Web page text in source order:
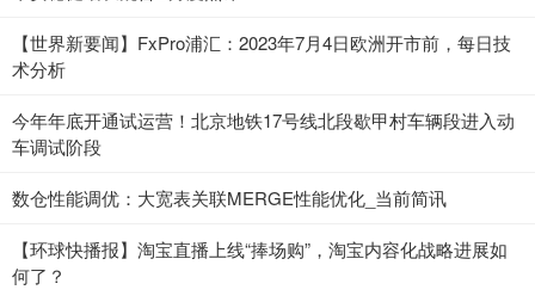
【世界新要闻】FxPro浦汇：2023年7月4日欧洲开市前，每日技
术分析
今年年底开通试运营！北京地铁17号线北段歇甲村车辆段进入动
车调试阶段
数仓性能调优：大宽表关联MERGE性能优化_当前简讯
【环球快播报】淘宝直播上线“捧场购”，淘宝内容化战略进展如
何了？